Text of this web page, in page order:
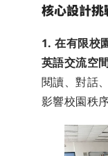
核心設計挑
1. 在有限校
英語交流空
閱讀、對話
影響校園秩